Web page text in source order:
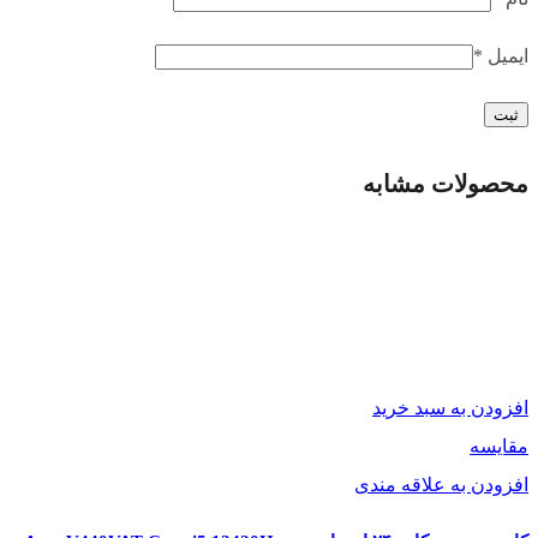
معایب:
قیمت بالا
جمع بندی:
بازی‌های سبک مناسب است.
ایمیل *
محصولات مشابه
افزودن به سبد خرید
مقایسه
افزودن به علاقه مندی